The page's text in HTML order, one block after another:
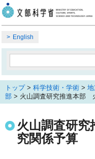
English
トップ> 科学技術・学術 >
部 > 火山調査研究推進本部
火山調査研
究関係予算